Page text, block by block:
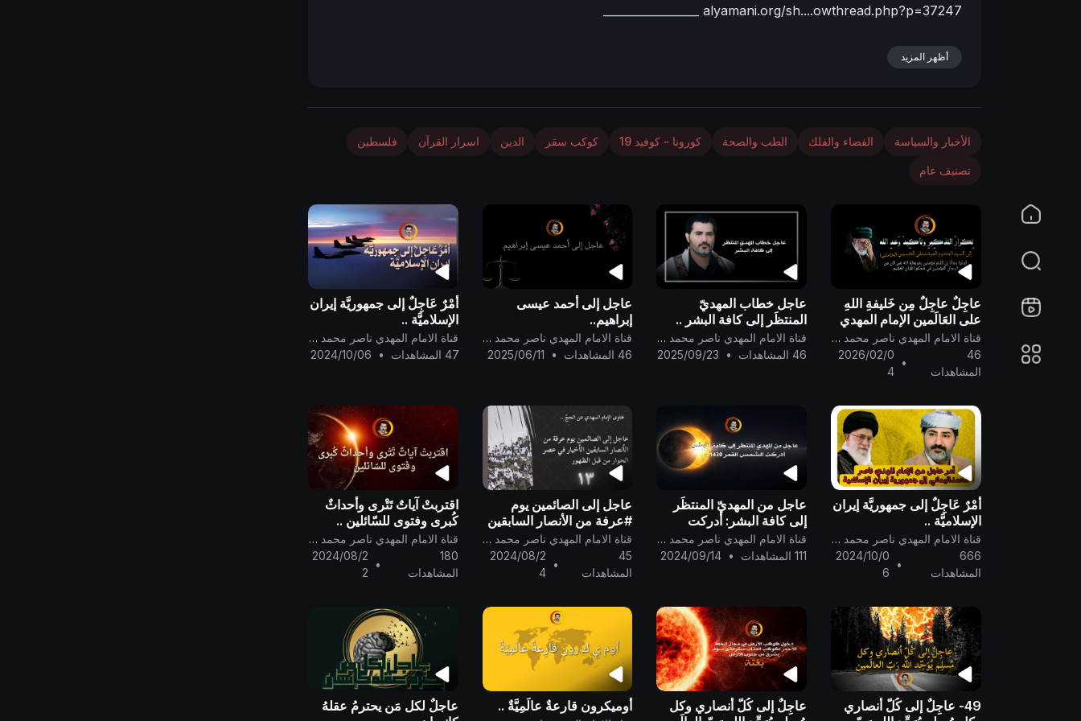
alyamani.org/sh....owthread.php?p=37247
أظهر المزيد
الأخبار والسياسة الفضاء والفلك الطب والصحة كورونا - كوفيد 19 كوكب سقر الدين اسرار القرآن فلسطين
تصنيف عام
عاجِلٌ عاجِلٌ مِن خَليفةِ اللهِ
على العَالَمين الإمام المهدي
ناصر مُحَمد اليمانيّ إلى
المُرشدِ الكَرِيم جَنَاب السَّيد
علي الحسيني الخامنئ..
قناة الامام المهدي ناصر محمد اليماني
46
المشاهدات
•
2026/02/0
4
عاجل خطاب المهديّ
المنتظَر إلى كافة البشر ..
قناة الامام المهدي ناصر محمد اليماني
46 المشاهدات
•
2025/09/23
عاجل إلى أحمد عيسى
إبراهيم..
قناة الامام المهدي ناصر محمد اليماني
46 المشاهدات
•
2025/06/11
أمْرٌ عَاجِلٌ إلى جمهوريَّة إيران
الإسلاميَّة ..
قناة الامام المهدي ناصر محمد اليماني
47 المشاهدات
•
2024/10/06
أمْرٌ عَاجِلٌ إلى جمهوريَّة إيران
الإسلاميَّة ..
قناة الامام المهدي ناصر محمد اليماني
666
المشاهدات
•
2024/10/0
6
عاجل من المهديّ المنتظَر
إلى كافة البشر: أدركت
الشّمس القمر 1430 ..
قناة الامام المهدي ناصر محمد اليماني
111 المشاهدات
•
2024/09/14
عاجل إلى الصائمين يوم
#عرفة من الأنصار السابقين
الأخيار في عصر الحوار من
قبل الظهور #حج
#عيد_الاضحى
قناة الامام المهدي ناصر محمد اليماني
45
المشاهدات
•
2024/08/2
4
اقتربتْ آياتٌ تَتْرى وأحداثٌ
كُبرى وفتوى للسّائلين ..
قناة الامام المهدي ناصر محمد اليماني
180
المشاهدات
•
2024/08/2
2
49- عاجِلٌ إلى كُلّ أنصاري
عاجِلٌ إلى كُلّ أنصاري وكل
أوميكرون قارِعةٌ عالَمِيَّةٌ ..
عاجلٌ لكل مَن يحترمُ عقلهُ